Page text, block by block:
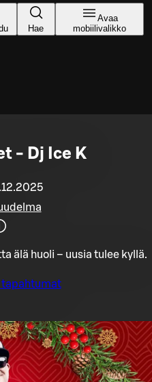
Hae
Avaa
mobiilivalikko
- Dj Ice K
älä huoli – uusia tulee kyllä.
tapahtumat